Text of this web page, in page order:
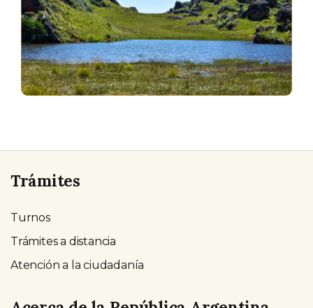
Trámites
Turnos
Trámites a distancia
Atención a la ciudadanía